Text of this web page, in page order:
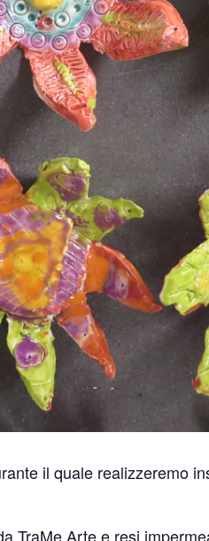
il quale realizzeremo
TraMe Arte e resi